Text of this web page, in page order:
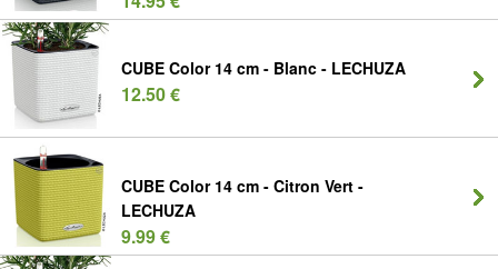
CUBE Color 14 cm - Blanc - LECHUZA
12.50 €
CUBE Color 14 cm - Citron Vert -
LECHUZA
9.99 €